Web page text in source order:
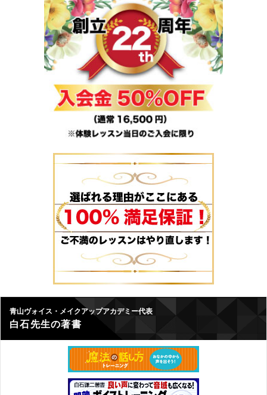
青山ヴォイス・メイクアップアカデミー代表
白石先生の著書